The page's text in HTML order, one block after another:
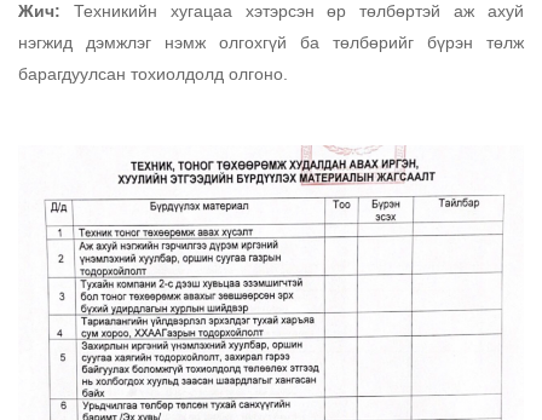
Жич: Техникийн хугацаа хэтэрсэн өр төлбөртэй аж ахуй
нэгжид дэмжлэг нэмж олгохгүй ба төлбөрийг бүрэн төлж
барагдуулсан тохиолдолд олгоно